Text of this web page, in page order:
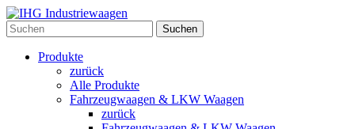
Suchen
Produkte
zurück
Alle Produkte
Fahrzeugwaagen & LKW Waagen
zurück